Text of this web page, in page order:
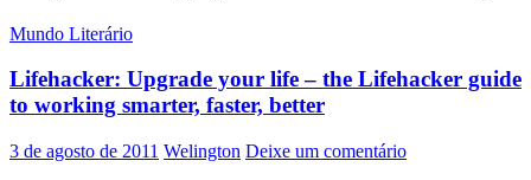
Mundo Literário
Lifehacker: Upgrade your life – the Lifehacker guide
to working smarter, faster, better
3 de agosto de 2011 Welington Deixe um comentário